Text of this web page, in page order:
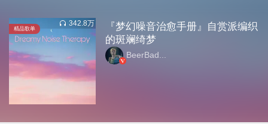
精品歌单
342.8万
『梦幻噪音治愈手册』自赏派编织
的斑斓绮梦
BeerBad...